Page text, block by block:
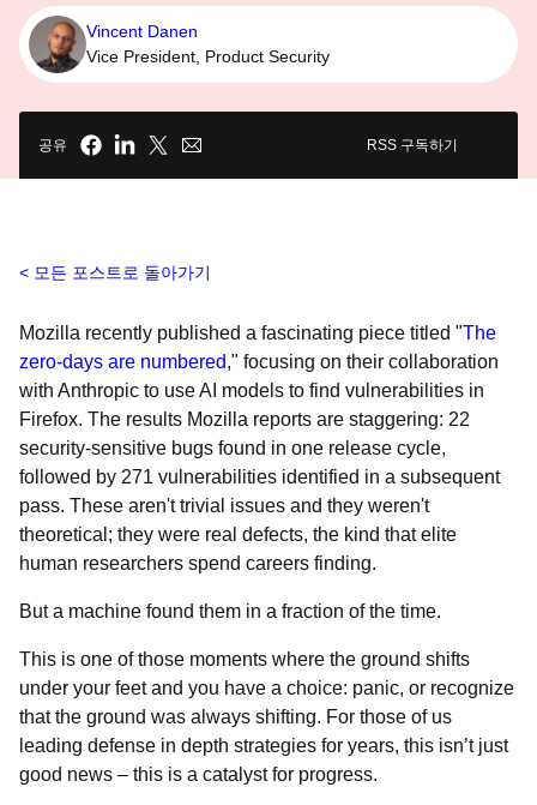
Vincent Danen
Vice President, Product Security
공유 RSS 구독하기
모든 포스트로 돌아가기
Mozilla recently published a fascinating piece titled "The
zero-days are numbered," focusing on their collaboration
with Anthropic to use AI models to find vulnerabilities in
Firefox. The results Mozilla reports are staggering: 22
security-sensitive bugs found in one release cycle,
followed by 271 vulnerabilities identified in a subsequent
pass. These aren't trivial issues and they weren't
theoretical; they were real defects, the kind that elite
human researchers spend careers finding.
But a machine found them in a fraction of the time.
This is one of those moments where the ground shifts
under your feet and you have a choice: panic, or recognize
that the ground was always shifting. For those of us
leading defense in depth strategies for years, this isn’t just
good news – this is a catalyst for progress.